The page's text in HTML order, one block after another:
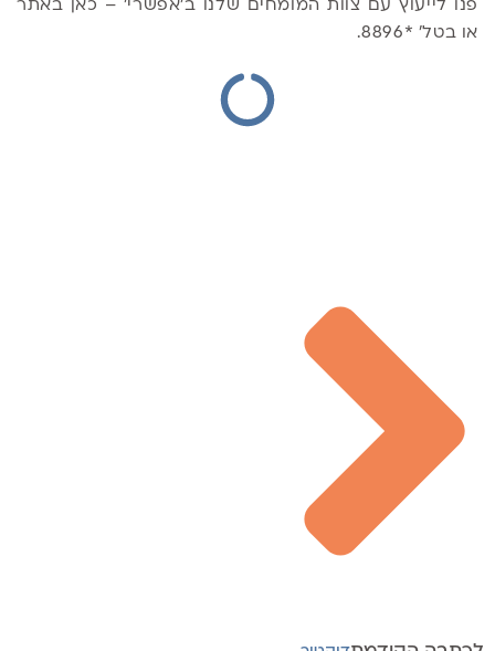
פנו לייעוץ עם צוות המומחים שלנו ב'אפשרי' – כאן באתר
או בטל' *8896.